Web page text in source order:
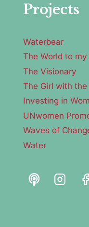
Projects
Waterbear
The World to
The Visionary
The Girl with the
Investing in
UNwomen
Waves of
Water